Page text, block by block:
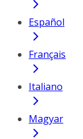
Español
Français
Italiano
Magyar